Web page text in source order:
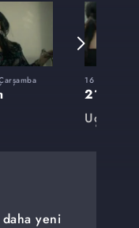
16 Ekim 2012,
21. Bölüm
Uçurum
yeni